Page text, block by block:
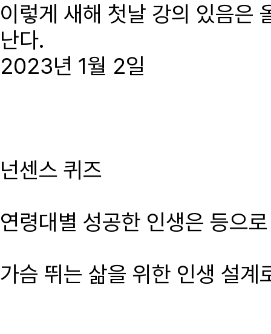
이렇게 새해 첫날 강의 있음은
난다.
2023년 1월 2일
넌센스 퀴즈
연령대별 성공한 인생은 등으
가슴 뛰는 삶을 위한 인생 설계